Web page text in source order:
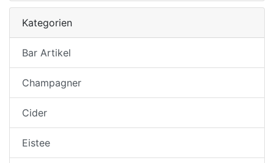
Kategorien
Bar Artikel
Champagner
Cider
Eistee